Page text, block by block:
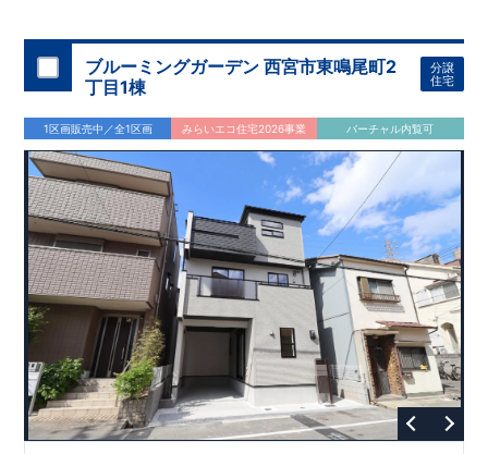
ブルーミングガーデン 西宮市東鳴尾町2
丁目1棟
分譲
住宅
1区画販売中／全1区画 みらいエコ住宅2026事業 バーチャル内覧可